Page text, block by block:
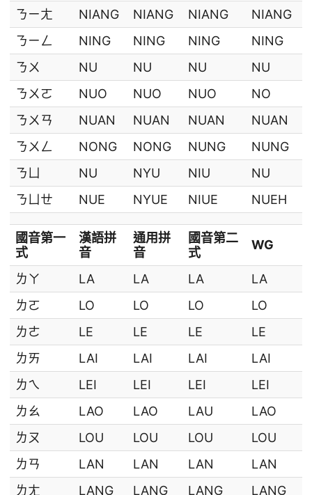
ㄋㄧㄤ
NIANG NIANG NIANG
NIANG
ㄋㄧㄥ
NING NING NING
NING
ㄋㄨ
NU NU NU
NU
ㄋㄨㄛ
NUO NUO NUO
NO
ㄋㄨㄢ
NUAN NUAN NUAN
NUAN
ㄋㄨㄥ
NONG NONG NUNG
NUNG
ㄋㄩ
NU NYU NIU
NU
ㄋㄩㄝ
NUE NYUE NIUE NUEH
國音第一
式
漢語拼
音
通用拼
音
國音第二
式
WG
ㄌㄚ LA LA LA
LA
ㄌㄛ
LO LO LO
LO
ㄌㄜ
LE LE LE
LE
ㄌㄞ
LAI LAI LAI
LAI
ㄌㄟ
LEI LEI LEI
LEI
ㄌㄠ
LAO LAO LAU
LAO
ㄌㄡ
LOU LOU LOU
LOU
ㄌㄢ
LAN LAN LAN
LAN
ㄌㄤ
LANG LANG LANG LANG